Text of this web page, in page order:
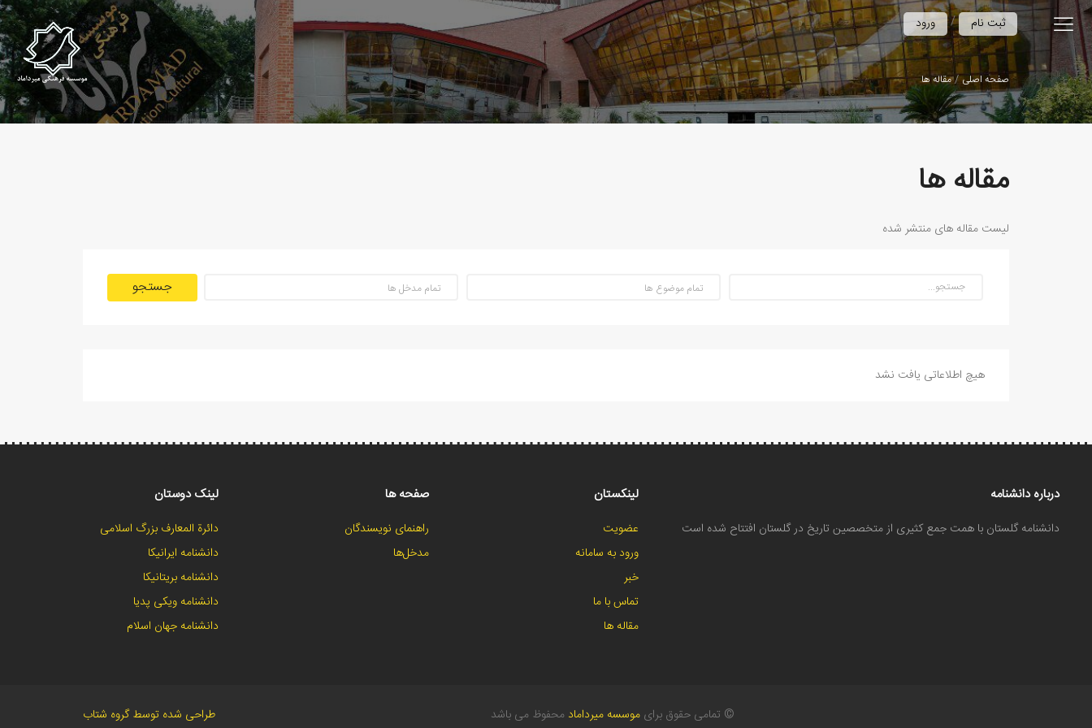
ورود / ثبت نام
صفحه اصلی مقاله ها
مقاله ها
لیست مقاله های منتشر شده
جستجو
هیچ اطلاعاتی یافت نشد
درباره دانشنامه
دانشنامه گلستان با همت جمع کثیری از متخصصین تاریخ در گلستان افتتاح شده است
لینکستان
عضویت
ورود به سامانه
خبر
تماس با ما
مقاله ها
صفحه ها
راهنمای نویسندگان
مدخل‌ها
لینک دوستان
دائرة المعارف بزرگ اسلامی
دانشنامه ایرانیکا
دانشنامه بریتانیکا
دانشنامه ویکی پدیا
دانشنامه جهان اسلام
طراحی شده توسط گروه شتاب © تمامی حقوق برای موسسه میرداماد محفوظ می باشد